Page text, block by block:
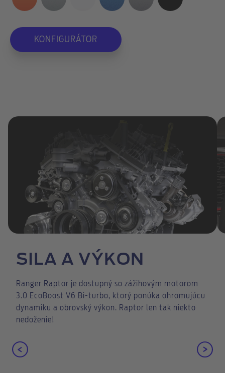
KONFIGURÁTOR
SILA A VÝKON
Ranger Raptor je dostupný so zážihovým motorom
3.0 EcoBoost V6 Bi-turbo, ktorý ponúka ohromujúcu
dynamiku a obrovský výkon. Raptor len tak niekto
nedoženie!